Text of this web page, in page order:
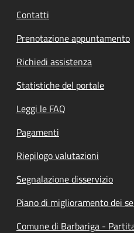
Contatti
Prenotazione appuntamento
Richiedi assistenza
Statistiche del portale
Leggi le FAQ
Pagamenti
Riepilogo valutazioni
Segnalazione disservizio
Piano di miglioramento dei
Comune di Barbariga -